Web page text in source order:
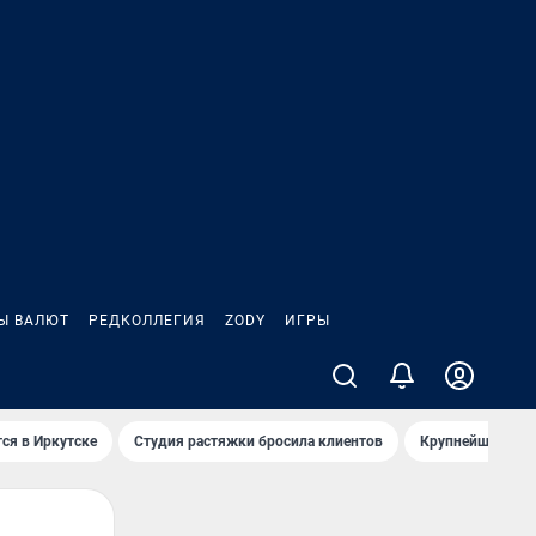
ВАЛЮТ РЕДКОЛЛЕГИЯ ZODY ИГРЫ
в Иркутске Студия растяжки бросила клиентов Крупнейшие